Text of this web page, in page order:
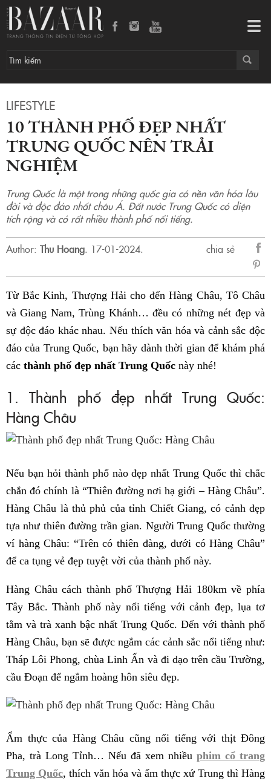
LIFESTYLE
10 THÀNH PHỐ ĐẸP NHẤT
TRUNG QUỐC NÊN TRẢI
NGHIỆM
Trung Quốc là một trong những quốc gia có nền văn hóa lâu
đời và độc đáo nhất châu Á. Đất nước Trung Quốc có diện
tích rộng và có rất nhiều thành phố nổi tiếng.
Author: Thu Hoang. 17-01-2024.
chia sẻ
sẻ
Từ Bắc Kinh, Thượng Hải cho đến Hàng Châu, Tô Châu
và Giang Nam, Trùng Khánh… đều có những nét đẹp và
sự độc đáo khác nhau. Nếu thích văn hóa và cảnh sắc độc
đáo của Trung Quốc, bạn hãy dành thời gian để khám phá
các thành phố đẹp nhất Trung Quốc này nhé!
1. Thành phố đẹp nhất Trung Quốc:
Hàng Châu
Nếu bạn hỏi thành phố nào đẹp nhất Trung Quốc thì chắc
chắn đó chính là “Thiên đường nơi hạ giới – Hàng Châu”.
Hàng Châu là thủ phủ của tỉnh Chiết Giang, có cảnh đẹp
tựa như thiên đường trần gian. Người Trung Quốc thường
ví hàng Châu: “Trên có thiên đàng, dưới có Hàng Châu”
để ca tụng vẻ đẹp tuyệt vời của thành phố này.
Hàng Châu cách thành phố Thượng Hải 180km về phía
Tây Bắc. Thành phố này nổi tiếng với cảnh đẹp, lụa tơ
tằm và trà xanh bậc nhất Trung Quốc. Đến với thành phố
Hàng Châu, bạn sẽ được ngắm các cảnh sắc nổi tiếng như:
Tháp Lôi Phong, chùa Linh Ấn và đi dạo trên cầu Trường,
cầu Đoạn để ngắm hoàng hôn siêu đẹp.
Ẩm thực của Hàng Châu cũng nổi tiếng với thịt Đông
Pha, trà Long Tỉnh… Nếu đã xem nhiều phim cổ trang
Trung Quốc, thích văn hóa và ẩm thực xứ Trung thì Hàng
10 thành phố đẹp nhất Trung Quốc nên trải nghiệm